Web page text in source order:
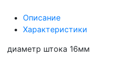
Описание
Характеристики
диаметр штока 16мм